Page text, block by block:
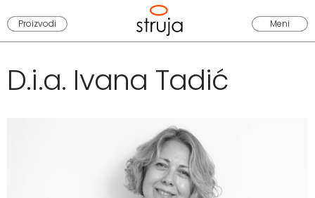
Proizvodi Meni
D.i.a. Ivana Tadić